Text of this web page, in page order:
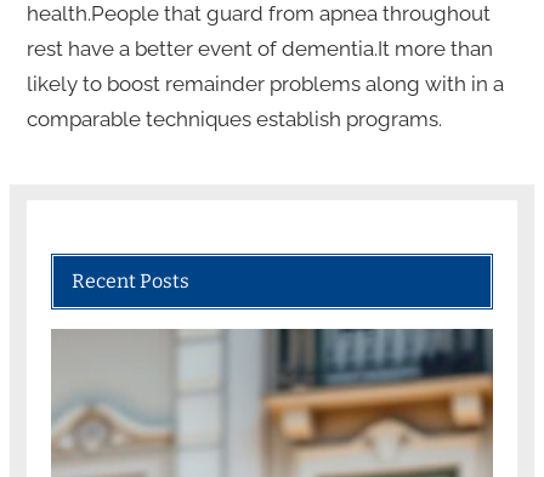
health.People that guard from apnea throughout
rest have a better event of dementia.It more than
likely to boost remainder problems along with in a
comparable techniques establish programs.
Recent Posts